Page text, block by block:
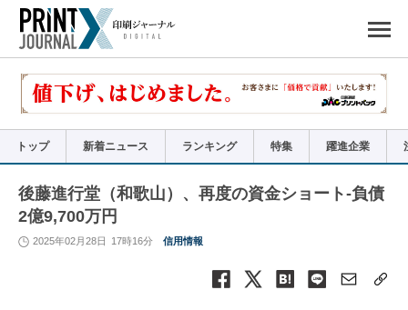
で
リ
トップ 新着ニュース ランキング 特集 躍進企業
後藤進行堂（和歌山）、再度の資金ショート-負債
2億9,700万円
2025年02月28日 17時16分 信用情報